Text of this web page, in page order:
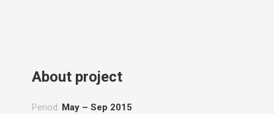
About project
Period: May – Sep 2015